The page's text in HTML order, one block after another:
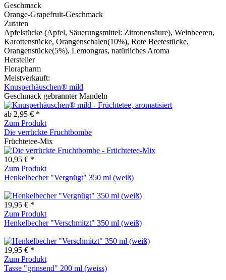
Geschmack
Orange-Grapefruit-Geschmack
Zutaten
Apfelstücke (Apfel, Säuerungsmittel: Zitronensäure), Weinbeeren,
Karottenstücke, Orangenschalen(10%), Rote Beetestücke,
Orangenstücke(5%), Lemongras, natürliches Aroma
Hersteller
Florapharm
Meistverkauft:
Knusperhäuschen® mild
Geschmack gebrannter Mandeln
ab 2,95 € *
Zum Produkt
Die verrückte Fruchtbombe
Früchtetee-Mix
10,95 € *
Zum Produkt
Henkelbecher "Vergnügt" 350 ml (weiß)
19,95 € *
Zum Produkt
Henkelbecher "Verschmitzt" 350 ml (weiß)
19,95 € *
Zum Produkt
Tasse "grinsend" 200 ml (weiss)